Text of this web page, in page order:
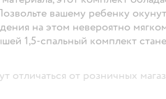
вашему ребенку
на этом невероятно
1,5-спальный комплект
отличаться от розничных